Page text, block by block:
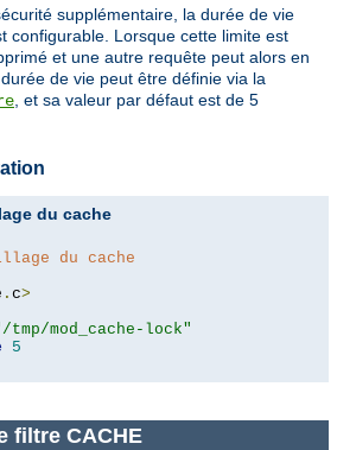
supplémentaire, la durée de vie
configurable. Lorsque cette limite est
et une autre requête peut alors en
de vie peut être définie via la
, et sa valeur par défaut est de 5
du cache
du cache
. c>
tmp/mod_cache-lock"
5
filtre CACHE